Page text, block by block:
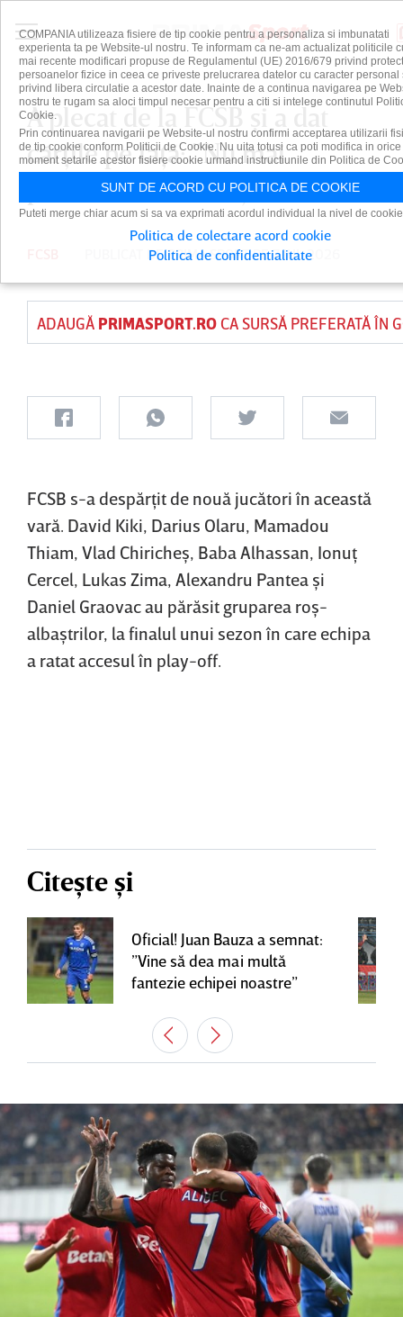
A plecat de la FCSB şi a dat
cărţile pe faţă: ”Nu mai
puteam continua aşa”
PUBLICAT DEPRIMA SPORTPE 7 IUL 2026
ADAUGĂ PRIMASPORT.ROCA SURSĂ PREFERATĂ ÎN
FCSB s-a despărţit de nouă jucători în această
vară. David Kiki, Darius Olaru, Mamadou
Thiam, Vlad Chiricheş, Baba Alhassan, Ionuţ
Cercel, Lukas Zima, Alexandru Pantea şi
Daniel Graovac au părăsit gruparea roş-
albaştrilor, la finalul unui sezon în care echipa
a ratat accesul în play-off.
Citește și
Oficial! Juan Bauza a semnat:
”Vine să dea mai multă
fantezie echipei noastre”
COMPANIA utilizeaza fisiere de tip cookie pentru a personaliza si imbunatati
experienta ta pe Website-ul nostru. Te informam ca ne-am actualizat politicile
mai recente modificari propuse de Regulamentul (UE) 2016/679 privind
persoanelor fizice in ceea ce priveste prelucrarea datelor cu caracter personal
privind libera circulatie a acestor date. Inainte de a continua navigarea pe
nostru te rugam sa aloci timpul necesar pentru a citi si intelege continutul
Cookie.
Prin continuarea navigarii pe Website-ul nostru confirmi acceptarea utilizarii
de tip cookie conform Politicii de Cookie. Nu uita totusi ca poti modifica in orice
moment setarile acestor fisiere cookie urmand instructiunile din Politica de
SUNT DE ACORD CU POLITICA DE COOKIE
Puteti merge chiar acum si sa va exprimati acordul individual la nivel de
Politica de colectare acord cookie
Politica de confidentialitate